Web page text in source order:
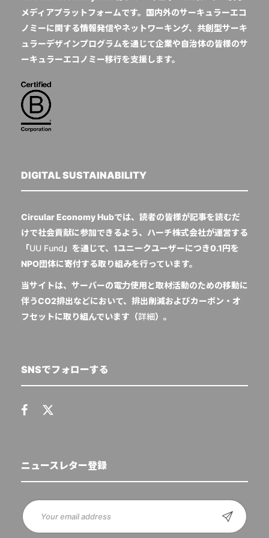
メディアプラットフォームです。国内外のサーキュラーエコ
ノミーに関する情報発信やネットワーキング、共創型サーキ
ュラーデザインプログラムを通じて企業や自治体の皆様のサ
ーキュラーエコノミー移行を支援します。
DIGITAL SUSTAINABILITY
Circular Economy Hubでは、読者の皆様が記事を読むだ
けで社会貢献に参加できるよう、ハーチ株式会社が運営する
「UU Fund 」を通じて、1ユニークユーザーにつき0.1円を
NPO団体に寄付する取り組みを行っています。
当サイトは、サーバーの電力使用と取材活動のための移動に
伴うCO2排出などにおいて、排出削減およびカーボン・オ
フセットに取り組んでいます（詳細）。
SNSでフォローする
ニュースレター登録